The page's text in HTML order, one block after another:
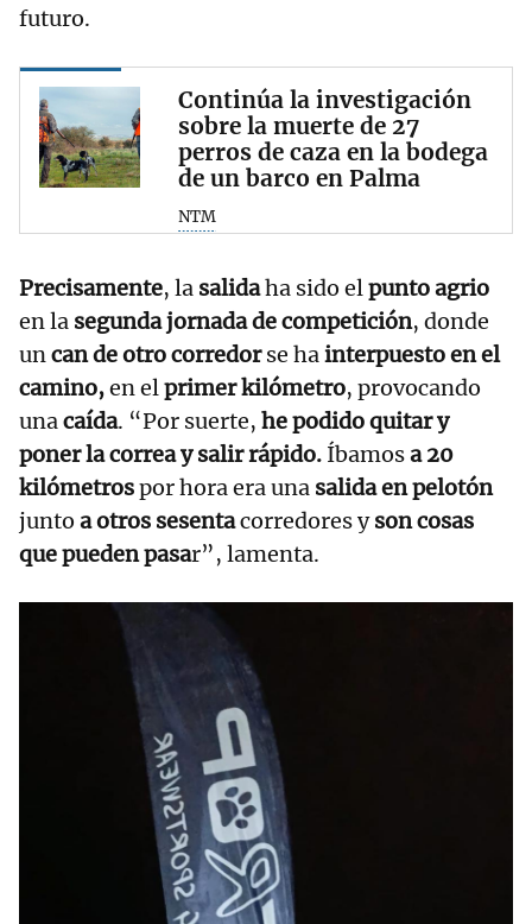
futuro.
Continúa la investigación
sobre la muerte de 27
perros de caza en la bodega
de un barco en Palma
NTM
Precisamente, la salidaha sido elpunto agrio
en la segunda jornada de competición, donde
uncan de otro corredorse hainterpuesto en el
camino,en elprimer kilómetro, provocando
unacaída. “Por suerte, he podido quitar y
poner la correa y salir rápido. Íbamosa 20
kilómetrospor hora era una salida en pelotón
junto a otros sesentacorredores yson cosas
que pueden pasar”, lamenta.